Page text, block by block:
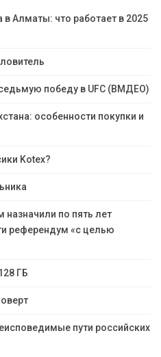
в Алматы: что работает в 2025
победу в UFC (ВМДЕО)
особенности покупки и
Kotex?
по пять лет
референдум «с целью
ГБ
пути российских